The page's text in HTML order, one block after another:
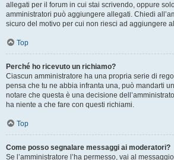
allegati per il forum in cui stai scrivendo, oppure
amministratori può aggiungere allegati. Chiedi
sicuro del motivo per cui non riesci ad aggiungere
Top
Perché ho ricevuto un richiamo?
Ciascun amministratore ha una propria serie di
pensa che tu ne abbia infranta una, può mandarti
notare che questa è una decisione
ha niente a che fare con questi richiami.
Top
Come posso segnalare messaggi ai moderatori?
Se l’amministratore l’ha permesso, vai al